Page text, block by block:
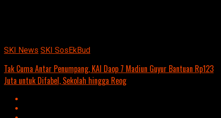
SKI News SKI SosEkBud
Tak Cuma Antar Penumpang, KAI Daop 7 Madiun Guyur Bantuan Rp123
Juta untuk Difabel, Sekolah hingga Reog